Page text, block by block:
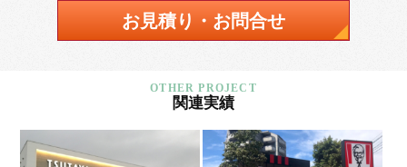
お見積り・お問合せ
関連実績